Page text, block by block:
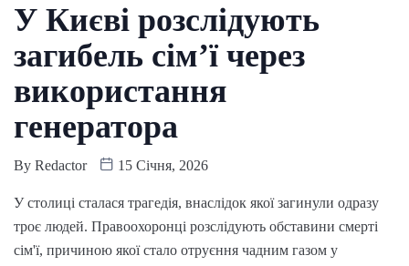
У Києві розслідують
загибель сім’ї через
використання
генератора
By Redactor 15 Січня, 2026
У столиці сталася трагедія, внаслідок якої загинули одразу
троє людей. Правоохоронці розслідують обставини смерті
сім'ї, причиною якої стало отруєння чадним газом у